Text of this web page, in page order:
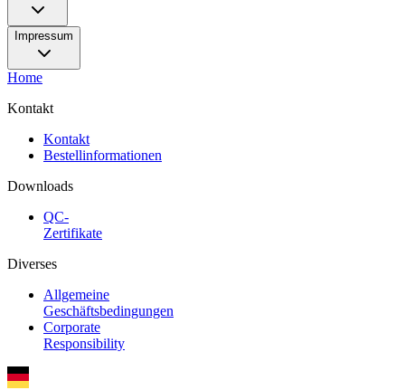
Impressum
Home
Kontakt
Kontakt
Bestellinformationen
Downloads
QC-
Zertifikate
Diverses
Allgemeine
Geschäftsbedingungen
Corporate
Responsibility